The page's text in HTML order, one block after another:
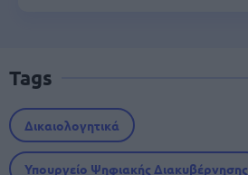
Tags
Δικαιολογητικά
Υπουργείο Ψηφιακής Διακυβέρνησης